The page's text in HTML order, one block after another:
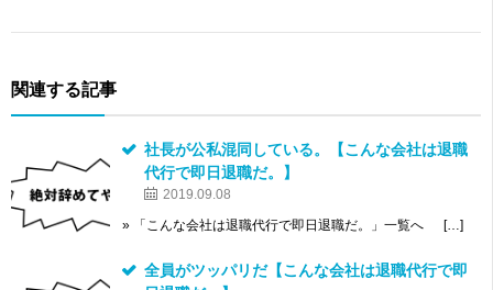
関連する記事
社長が公私混同している。【こんな会社は退職
代行で即日退職だ。】
2019.09.08
» 「こんな会社は退職代行で即日退職だ。」一覧へ […]
全員がツッパリだ【こんな会社は退職代行で即